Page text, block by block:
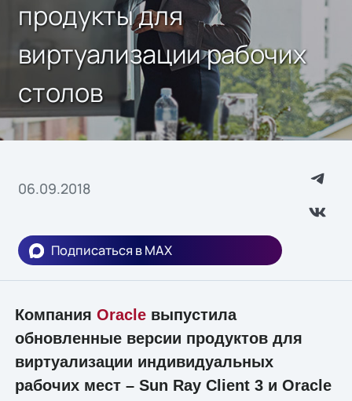
продукты для
виртуализации рабочих
столов
06.09.2018
Подписаться в MAX
Компания Oracleвыпустила
обновленные версии продуктов для
виртуализации индивидуальных
рабочих мест – Sun Ray Client 3 и Oracle